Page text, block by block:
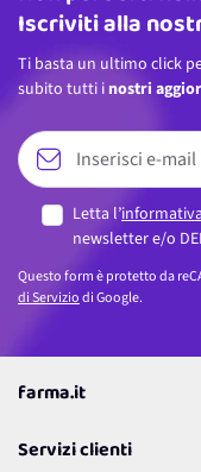
Iscriviti alla
Ti basta un ultimo click
subito tutti i nostri
Letta l’
newsletter e/o
Questo form è protetto da
di Serviziodi Google.
farma.it
Coupon
Servizi clienti